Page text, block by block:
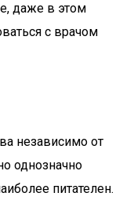
даже в этом
с врачом
независимо от
однозначно
питателен.